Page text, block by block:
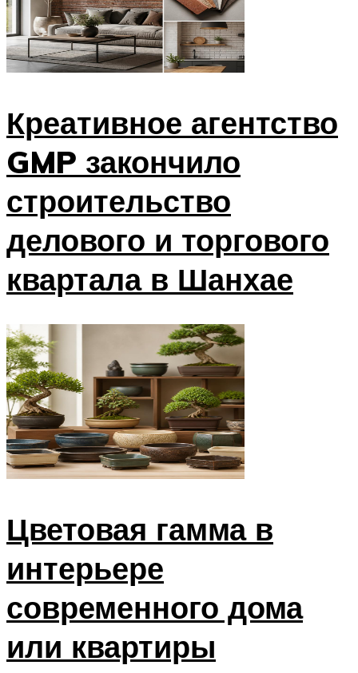
Креативное агентство
GMP закончило
строительство
делового и торгового
квартала в Шанхае
Цветовая гамма в
интерьере
современного дома
или квартиры